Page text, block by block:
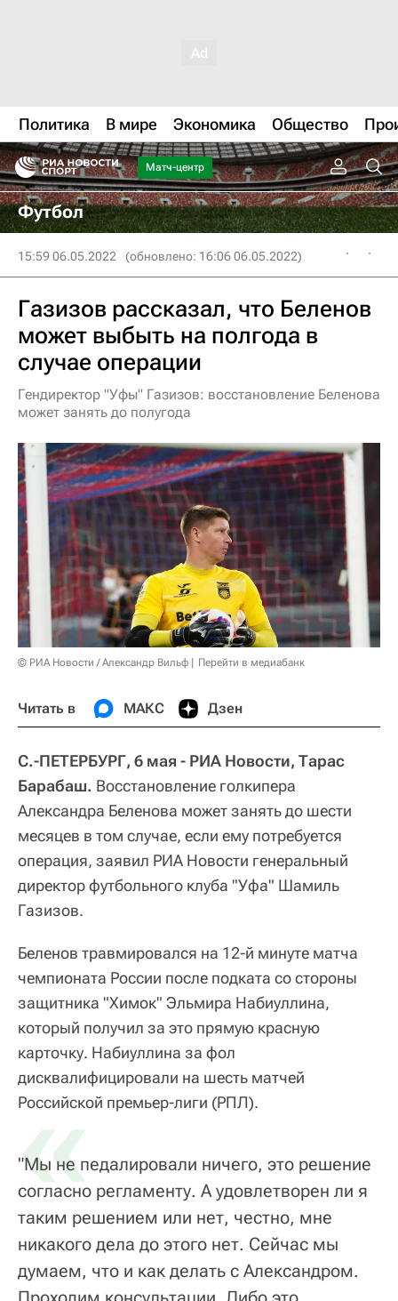
Политика В мире Экономика Общество
Матч-центр
Футбол
15:59 06.05.2022 (обновлено: 16:06 06.05.2022)
Газизов рассказал, что Беленов
может выбыть на полгода в
случае операции
Гендиректор "Уфы" Газизов: восстановление Беленова
может занять до полугода
© РИА Новости / Александр Вильф Перейти в медиабанк
Читать в МАКС Дзен
С.-ПЕТЕРБУРГ, 6 мая - РИА Новости, Тарас
Барабаш. Восстановление голкипера
Александра Беленова может занять до шести
месяцев в том случае, если ему потребуется
операция, заявил РИА Новости генеральный
директор футбольного клуба "Уфа" Шамиль
Газизов.
Беленов травмировался на 12-й минуте матча
чемпионата России после подката со стороны
защитника "Химок" Эльмира Набиуллина,
который получил за это прямую красную
карточку. Набиуллина за фол
дисквалифицировали на шесть матчей
Российской премьер-лиги (РПЛ).
«
"Мы не педалировали ничего, это решение
согласно регламенту. А удовлетворен ли я
таким решением или нет, честно, мне
никакого дела до этого нет. Сейчас мы
думаем, что и как делать с Александром.